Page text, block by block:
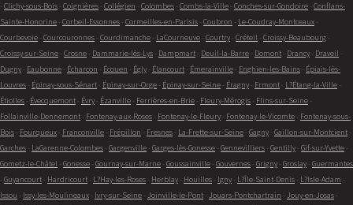
- Clichy-sous-Bois - Coignières - Collégien - Colombes - Combs-la-Ville - Conches-sur-Gondoire - Conflans-
Sainte-Honorine - Corbeil-Essonnes - Cormeilles-en-Parisis - Coubron - Le-Coudray-Montceaux -
Courbevoie - Courcouronnes - Courdimanche - LaCourneuve - Courtry - Créteil - Croissy-Beaubourg -
Croissy-sur-Seine - Crosne - Dammarie-lès-Lys - Dampmart - Deuil-la-Barre - Domont - Drancy - Draveil -
Dugny - Eaubonne - Écharcon - Écouen - Égly - Élancourt - Émerainville - Enghien-les-Bains - Épiais-lès-
Louvres - Épinay-sous-Sénart - Épinay-sur-Orge - Épinay-sur-Seine - Éragny - Ermont - L?Étang-la-Ville -
Étiolles - Évecquemont - Évry - Ézanville - Ferrières-en-Brie - Fleury-Mérogis - Flins-sur-Seine -
Follainville-Dennemont - Fontenay-aux-Roses - Fontenay-le-Fleury - Fontenay-le-Vicomte - Fontenay-sous-
Bois - Fourqueux - Franconville - Frépillon - Fresnes - La-Frette-sur-Seine - Gagny - Gaillon-sur-Montcient -
Garches - LaGarenne-Colombes - Gargenville - Garges-lès-Gonesse - Gennevilliers - Gentilly - Gif-sur-Yvette -
Gometz-le-Châtel - Gonesse - Gournay-sur-Marne - Goussainville - Gouvernes - Grigny - Groslay - Guermantes
- Guyancourt - Hardricourt - L?Hay-les-Roses - Herblay - Houilles - Igny - L?Île-Saint-Denis - L?Isle-Adam -
Issou - Issy-les-Moulineaux - Ivry-sur-Seine - Joinville-le-Pont - Jouars-Pontchartrain - Jouy-en-Josas -